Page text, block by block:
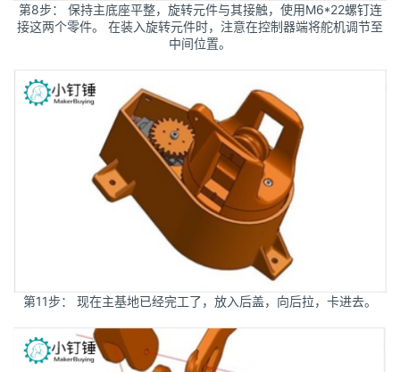
第8步： 保持主底座平整，旋转元件与其接触，使用M6*22螺钉连
接这两个零件。 在装入旋转元件时，注意在控制器端将舵机调节至
中间位置。
第11步： 现在主基地已经完工了，放入后盖，向后拉，卡进去。